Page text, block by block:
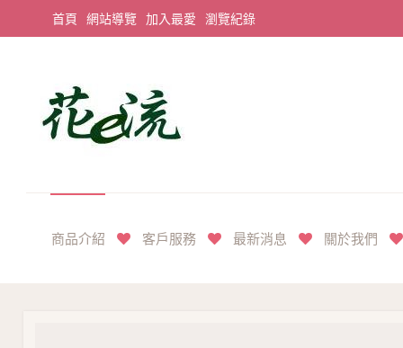
首頁 網站導覽 加入最愛 瀏覽紀錄
商品介紹 客戶服務 最新消息 關於我們